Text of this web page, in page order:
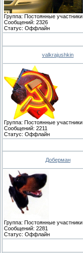
Группа: Постоянные участники
Сообщений: 2326
Статус: Оффлайн
valkrajushkin
Группа: Постоянные участники
Сообщений: 2211
Статус: Оффлайн
Доберман
Группа: Постоянные участники
Сообщений: 2281
Статус: Оффлайн